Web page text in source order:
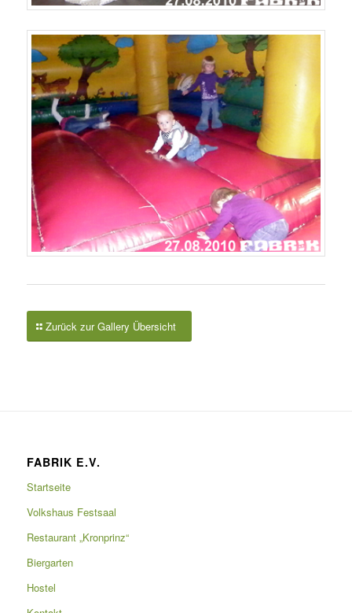
Zurück zur Gallery Übersicht
FABRIK E.V.
Startseite
Volkshaus Festsaal
Restaurant „Kronprinz“
Biergarten
Hostel